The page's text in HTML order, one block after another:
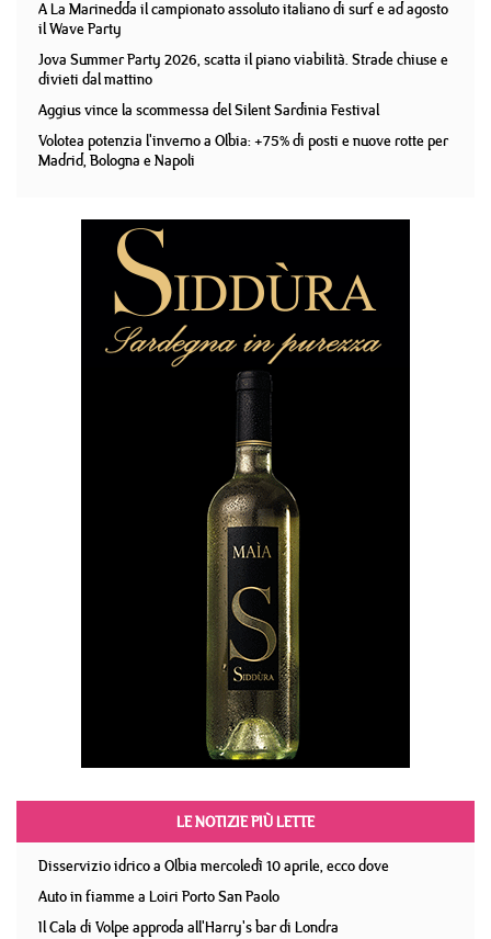
A La Marinedda il campionato assoluto italiano di surf e ad agosto
il Wave Party
Jova Summer Party 2026, scatta il piano viabilità. Strade chiuse e
divieti dal mattino
Aggius vince la scommessa del Silent Sardinia Festival
Volotea potenzia l'inverno a Olbia: +75% di posti e nuove rotte per
Madrid, Bologna e Napoli
LE NOTIZIE PIÙ LETTE
Disservizio idrico a Olbia mercoledì 10 aprile, ecco dove
Auto in fiamme a Loiri Porto San Paolo
Il Cala di Volpe approda all'Harry's bar di Londra